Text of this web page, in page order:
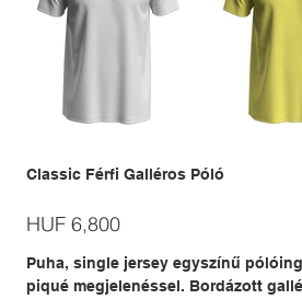
Classic Férfi Galléros Póló
Price
HUF 6,800
Puha, single jersey egyszínű
piqué megjelenéssel. Bordázott